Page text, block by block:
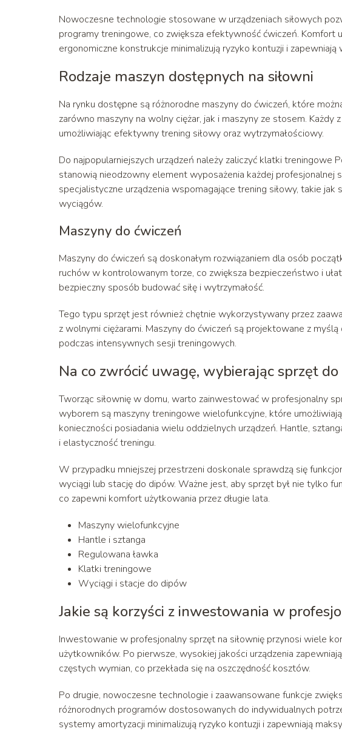
Nowoczesne technologie stosowane w urządzeniach siłowych
programy treningowe, co zwiększa efektywność ćwiczeń.
ergonomiczne konstrukcje minimalizują ryzyko kontuzji i
Rodzaje maszyn dostępnych na siłowni
Na rynku dostępne są różnorodne maszyny do ćwiczeń, które
zarówno maszyny na wolny ciężar, jak i maszyny ze stosem.
umożliwiając efektywny trening siłowy oraz wytrzymałościowy.
Do najpopularniejszych urządzeń należy zaliczyć klatki treningowe
stanowią nieodzowny element wyposażenia każdej profesjonalnej
specjalistyczne urządzenia wspomagające trening siłowy, takie
wyciągów.
Maszyny do ćwiczeń
Maszyny do ćwiczeń są doskonałym rozwiązaniem dla osób
ruchów w kontrolowanym torze, co zwiększa bezpieczeństwo i
bezpieczny sposób budować siłę i wytrzymałość.
Tego typu sprzęt jest również chętnie wykorzystywany przez
z wolnymi ciężarami. Maszyny do ćwiczeń są projektowane z
podczas intensywnych sesji treningowych.
Na co zwrócić uwagę, wybierając sprzęt
Tworząc siłownię w domu, warto zainwestować w profesjonalny
wyborem są maszyny treningowe wielofunkcyjne, które
konieczności posiadania wielu oddzielnych urządzeń. Hantle,
i elastyczność treningu.
W przypadku mniejszej przestrzeni doskonale sprawdzą się
wyciągi lub stację do dipów. Ważne jest, aby sprzęt był nie tylko
co zapewni komfort użytkowania przez długie lata.
Maszyny wielofunkcyjne
Hantle i sztanga
Regulowana ławka
Klatki treningowe
Wyciągi i stacje do dipów
Jakie są korzyści z inwestowania w
Inwestowanie w profesjonalny sprzęt na siłownię przynosi wiele
użytkowników. Po pierwsze, wysokiej jakości urządzenia
częstych wymian, co przekłada się na oszczędność kosztów.
Po drugie, nowoczesne technologie i zaawansowane funkcje
różnorodnych programów dostosowanych do indywidualnych
systemy amortyzacji minimalizują ryzyko kontuzji i zapewniają